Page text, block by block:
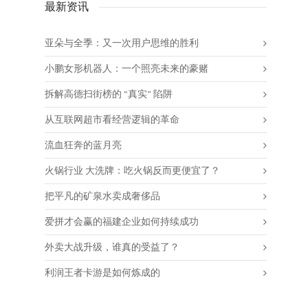
最新资讯
亚朵与全季：又一次用户思维的胜利
小鹏女形机器人：一个照亮未来的豪赌
拆解高德扫街榜的 “真实” 陷阱
从互联网超市看经营逻辑的革命
流血狂奔的蓝月亮
火锅行业 大洗牌：吃火锅反而更便宜了？
把平凡的矿泉水卖成奢侈品
爱拼才会赢的福建企业如何持续成功
外卖大战升级，谁真的受益了？
利润王者卡游是如何炼成的